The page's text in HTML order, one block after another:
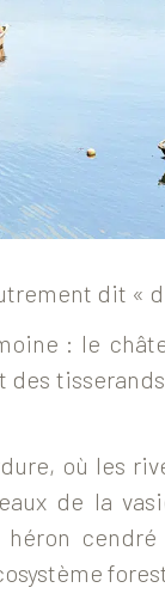
dit «
: le
où les
de la
cendré